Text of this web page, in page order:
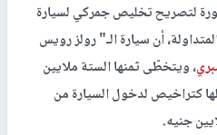
لتصريح تخليص جمركي لسيارة
أن سيارة الـ" رولز رويس
، ويتخطّى ثمنها الستة ملايين
كتراخيص لدخول السيارة من
جنيه.